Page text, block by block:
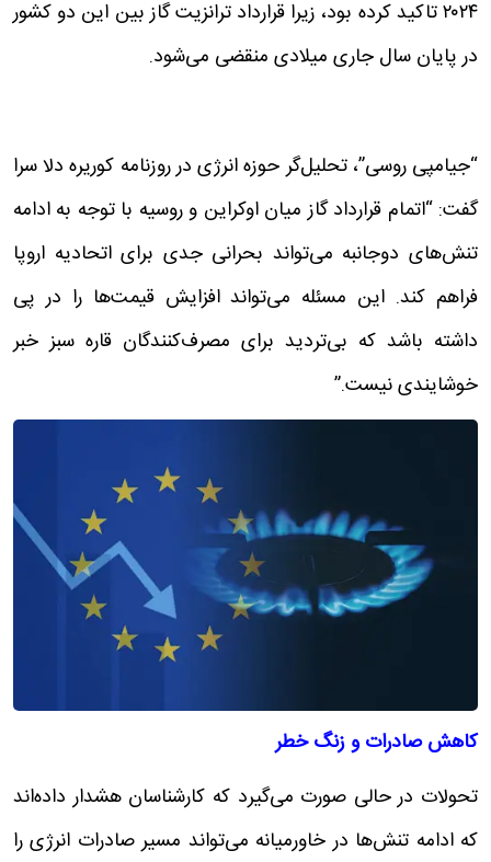
۲۰۲۴ تاکید کرده بود، زیرا قرارداد ترانزیت گاز بین این دو کشور
در پایان سال جاری میلادی منقضی می‌شود.
“جیامپی روسی”، تحلیل‌گر حوزه انرژی در روزنامه کوریره دلا سرا
گفت: “اتمام قرارداد گاز میان اوکراین و روسیه با توجه به ادامه
تنش‌های دوجانبه می‌تواند بحرانی جدی برای اتحادیه اروپا
فراهم کند. این مسئله می‌تواند افزایش قیمت‌ها را در پی
داشته باشد که بی‌تردید برای مصرف‌کنندگان قاره سبز خبر
خوشایندی نیست.”
کاهش صادرات و زنگ خطر
تحولات در حالی صورت می‌گیرد که کارشناسان هشدار داده‌اند
که ادامه تنش‌ها در خاورمیانه می‌تواند مسیر صادرات انرژی را